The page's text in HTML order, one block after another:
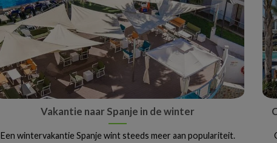
Vakantie naar Spanje in de winter
Een wintervakantie Spanje wint steeds meer aan populariteit.